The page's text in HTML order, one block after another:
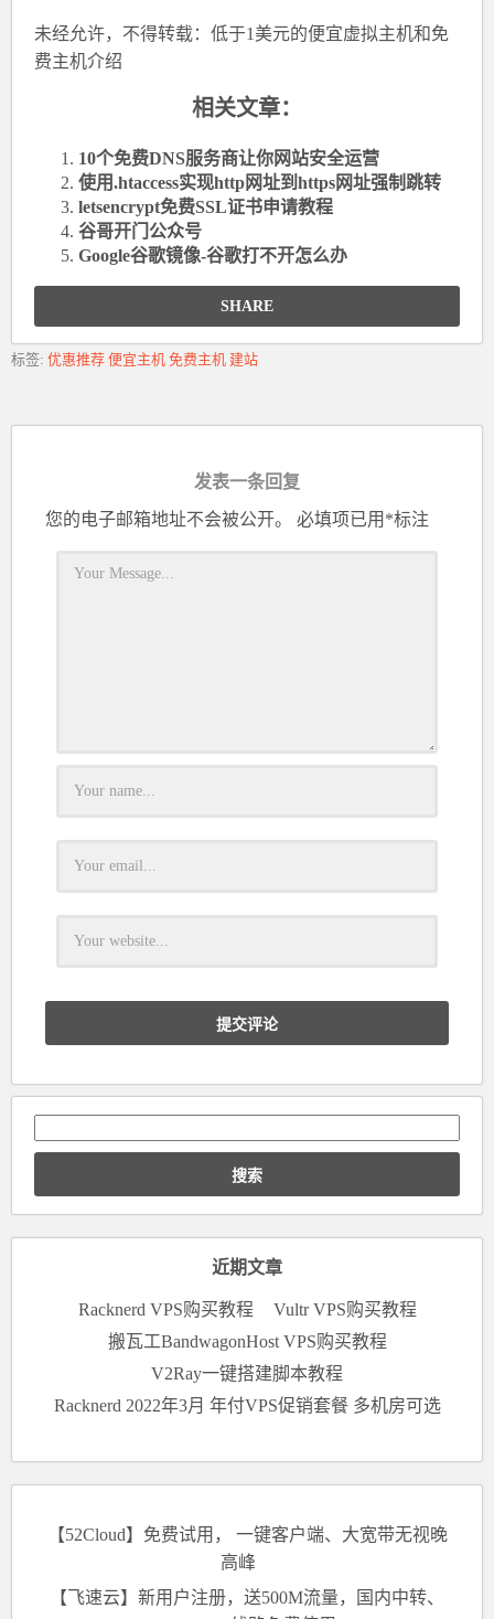
未经允许，不得转载： 低于1美元的便宜虚拟主机和免
费主机介绍
相关文章：
10个免费DNS服务商让你网站安全运营
使用.htaccess实现http网址到https网址强制跳转
letsencrypt免费SSL证书申请教程
谷哥开门公众号
Google谷歌镜像-谷歌打不开怎么办
SHARE
标签: 优惠推荐 便宜主机 免费主机 建站
发表一条回复
您的电子邮箱地址不会被公开。
必填项已用 *标注
索：
近期文章
Racknerd VPS购买教程
Vultr VPS购买教程
搬瓦工BandwagonHost VPS购买教程
V2Ray一键搭建脚本教程
Racknerd 2022年3月 年付VPS促销套餐 多机房可选
【52Cloud】免费试用， 一键客户端、大宽带无视晚
高峰
【飞速云】新用户注册，送500M流量，国内中转、